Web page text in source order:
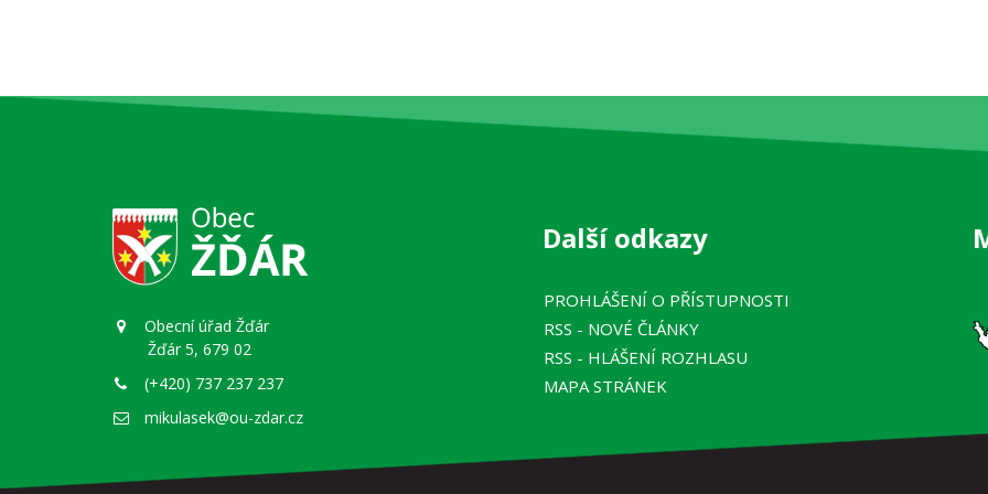
Obecní úřad Žďár
Žďár 5, 679 02
(+420) 737 237 237
mikulasek@ou-zdar.cz
Další odkazy
PROHLÁŠENÍ O PŘÍSTUPNOSTI
RSS - NOVÉ ČLÁNKY
RSS - HLÁŠENÍ ROZHLASU
MAPA STRÁNEK